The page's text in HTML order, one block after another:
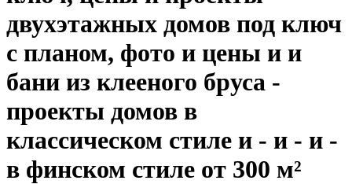
двухэтажных домов под ключ
с планом, фото и цены и и
бани из клееного бруса -
проекты домов в
классическом стиле и - и - и -
в финском стиле от 300 м²